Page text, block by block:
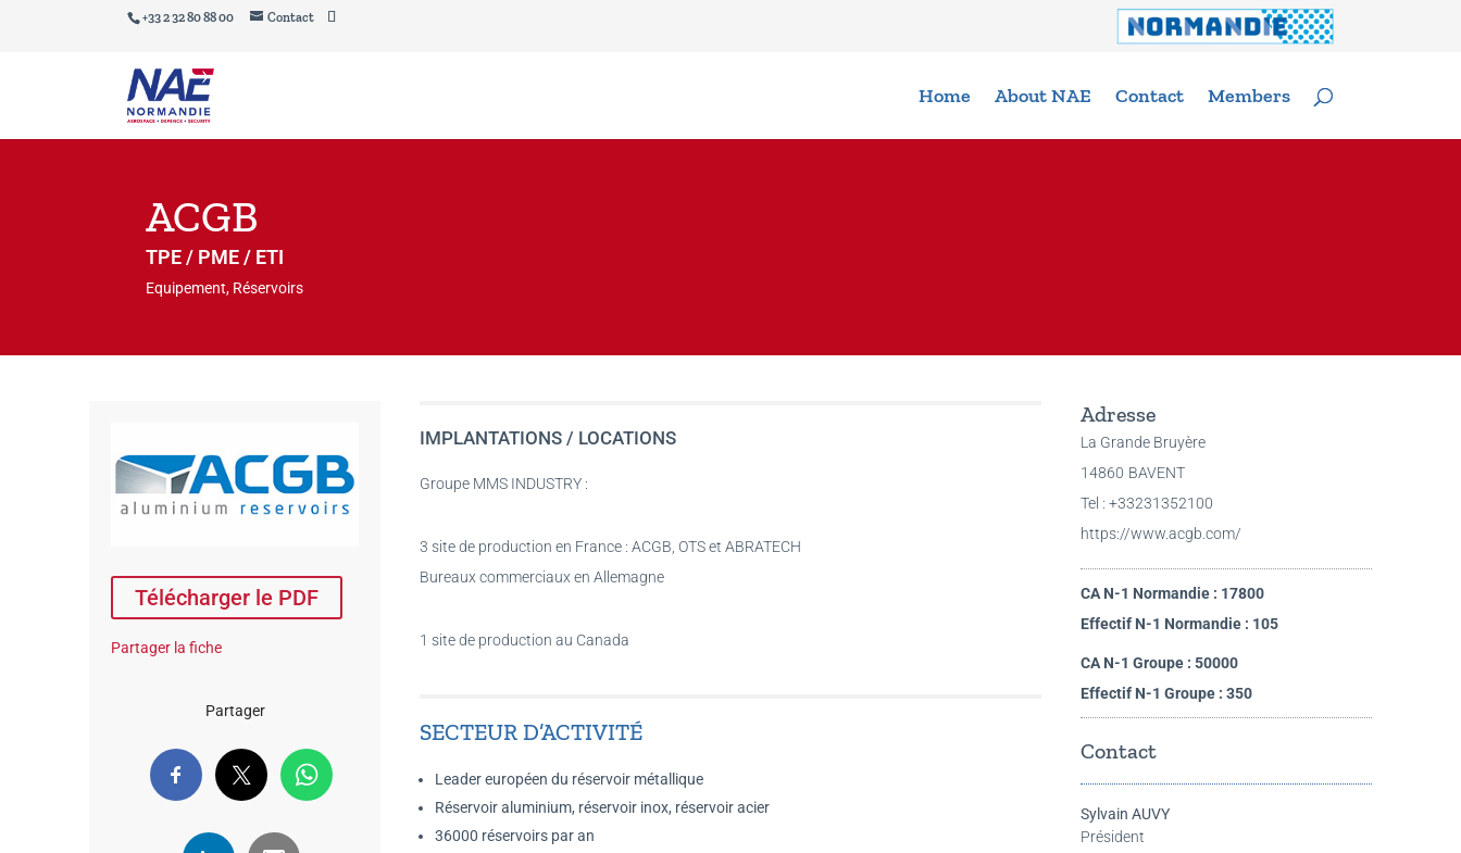
+33 2 32 80 88 00 Contact
Home About NAE Contact Members
ACGB
TPE / PME / ETI
Equipement, Réservoirs
Télécharger le PDF
Partager la fiche
Partager
IMPLANTATIONS / LOCATIONS
Groupe MMS INDUSTRY :
3 site de production en France : ACGB, OTS et ABRATECH
Bureaux commerciaux en Allemagne
1 site de production au Canada
SECTEUR D’ACTIVITÉ
Leader européen du réservoir métallique
Réservoir aluminium, réservoir inox, réservoir acier
36000 réservoirs par an
Adresse
La Grande Bruyère
14860 BAVENT
Tel : +33231352100
https://www.acgb.com/
CA N-1 Normandie : 17800
Effectif N-1 Normandie : 105
CA N-1 Groupe : 50000
Effectif N-1 Groupe : 350
Contact
Sylvain AUVY
Président